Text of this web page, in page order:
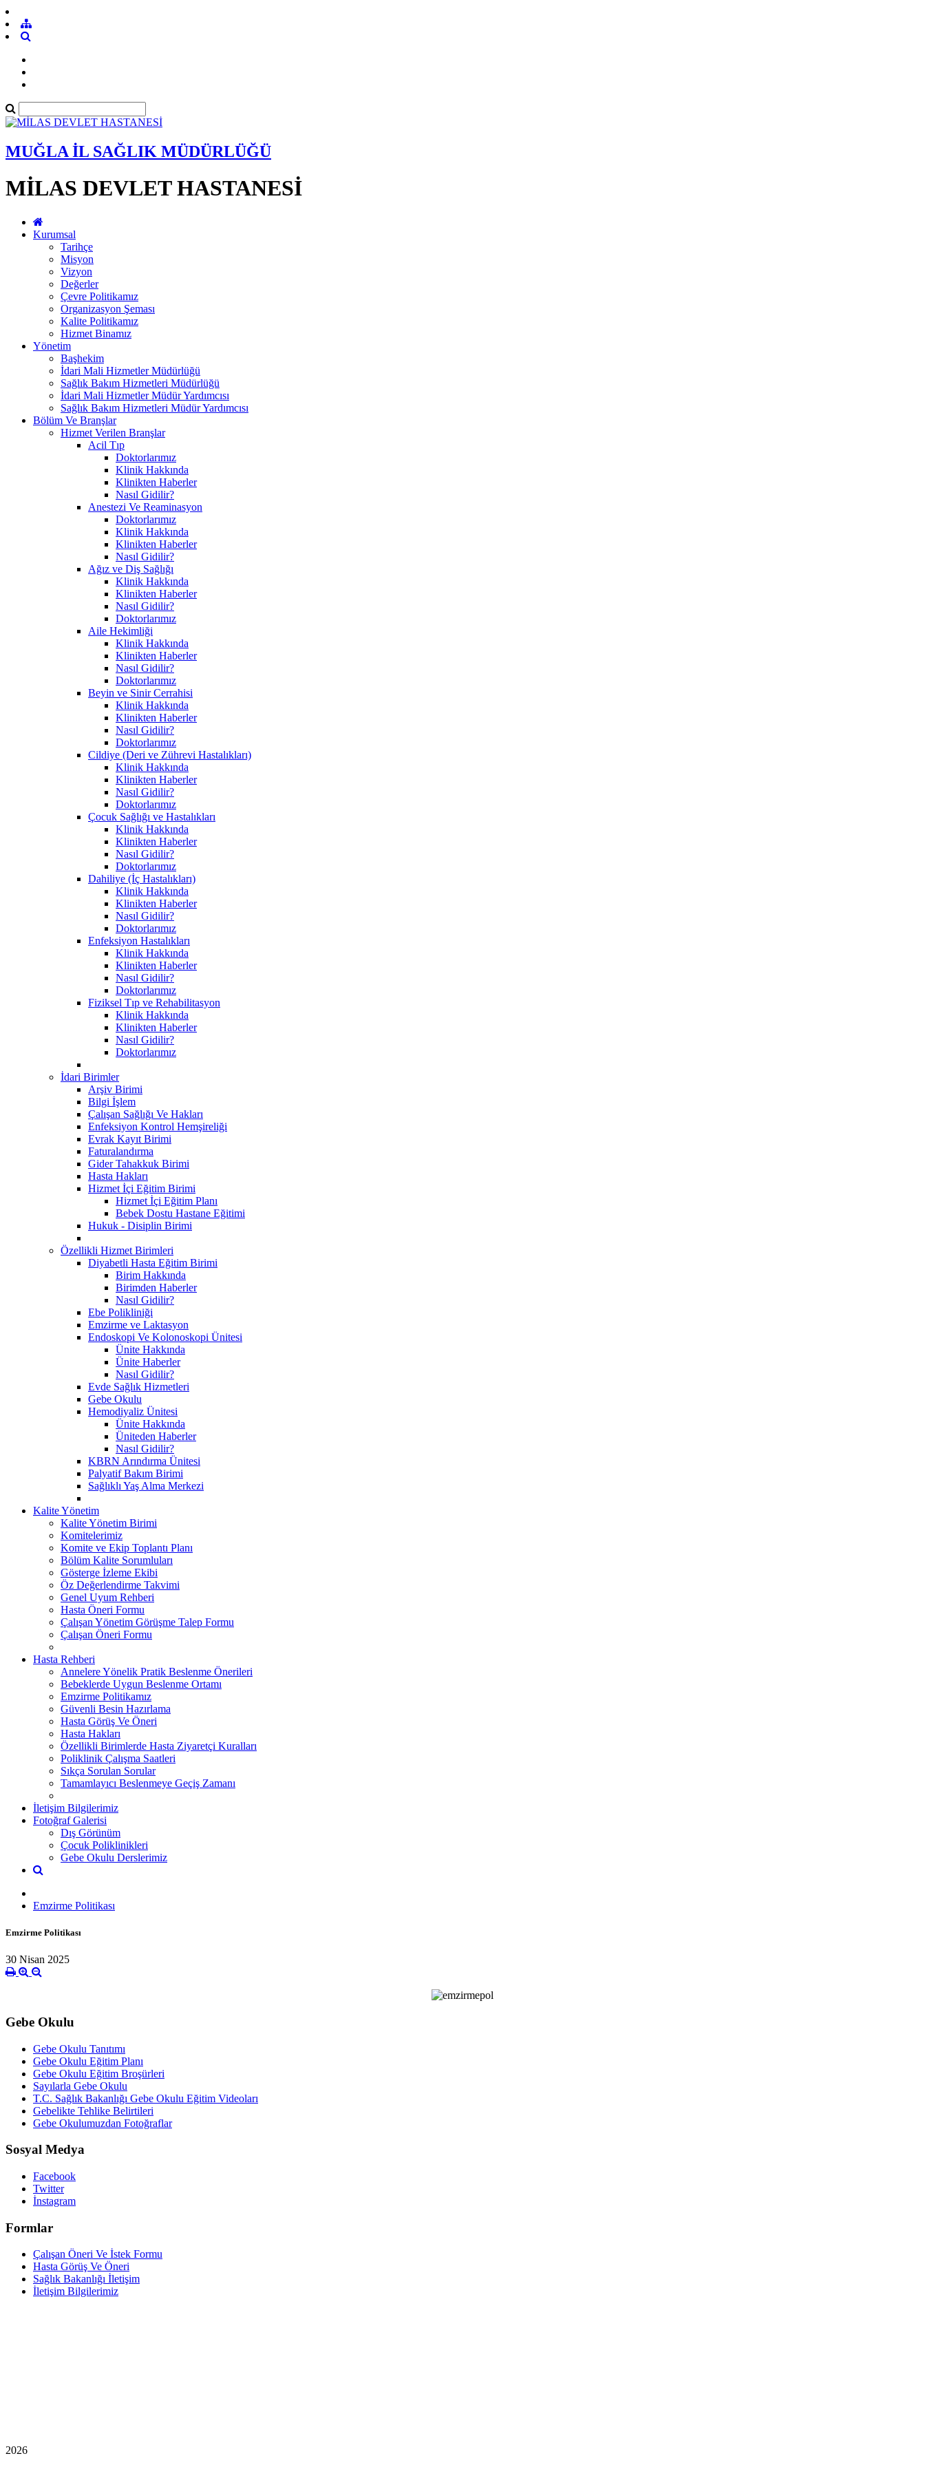
MUĞLA İL SAĞLIK MÜDÜRLÜĞÜ
MİLAS DEVLET HASTANESİ
Kurumsal
Tarihçe
Misyon
Vizyon
Değerler
Çevre Politikamız
Organizasyon Şeması
Kalite Politikamız
Hizmet Binamız
Yönetim
Başhekim
İdari Mali Hizmetler Müdürlüğü
Sağlık Bakım Hizmetleri Müdürlüğü
İdari Mali Hizmetler Müdür Yardımcısı
Sağlık Bakım Hizmetleri Müdür Yardımcısı
Bölüm Ve Branşlar
Hizmet Verilen Branşlar
Acil Tıp
Doktorlarımız
Klinik Hakkında
Klinikten Haberler
Nasıl Gidilir?
Anestezi Ve Reaminasyon
Doktorlarımız
Klinik Hakkında
Klinikten Haberler
Nasıl Gidilir?
Ağız ve Diş Sağlığı
Klinik Hakkında
Klinikten Haberler
Nasıl Gidilir?
Doktorlarımız
Aile Hekimliği
Klinik Hakkında
Klinikten Haberler
Nasıl Gidilir?
Doktorlarımız
Beyin ve Sinir Cerrahisi
Klinik Hakkında
Klinikten Haberler
Nasıl Gidilir?
Doktorlarımız
Cildiye (Deri ve Zührevi Hastalıkları)
Klinik Hakkında
Klinikten Haberler
Nasıl Gidilir?
Doktorlarımız
Çocuk Sağlığı ve Hastalıkları
Klinik Hakkında
Klinikten Haberler
Nasıl Gidilir?
Doktorlarımız
Dahiliye (İç Hastalıkları)
Klinik Hakkında
Klinikten Haberler
Nasıl Gidilir?
Doktorlarımız
Enfeksiyon Hastalıkları
Klinik Hakkında
Klinikten Haberler
Nasıl Gidilir?
Doktorlarımız
Fiziksel Tıp ve Rehabilitasyon
Klinik Hakkında
Klinikten Haberler
Nasıl Gidilir?
Doktorlarımız
İdari Birimler
Arşiv Birimi
Bilgi İşlem
Çalışan Sağlığı Ve Hakları
Enfeksiyon Kontrol Hemşireliği
Evrak Kayıt Birimi
Faturalandırma
Gider Tahakkuk Birimi
Hasta Hakları
Hizmet İçi Eğitim Birimi
Hizmet İçi Eğitim Planı
Bebek Dostu Hastane Eğitimi
Hukuk - Disiplin Birimi
Özellikli Hizmet Birimleri
Diyabetli Hasta Eğitim Birimi
Birim Hakkında
Birimden Haberler
Nasıl Gidilir?
Ebe Polikliniği
Emzirme ve Laktasyon
Endoskopi Ve Kolonoskopi Ünitesi
Ünite Hakkında
Ünite Haberler
Nasıl Gidilir?
Evde Sağlık Hizmetleri
Gebe Okulu
Hemodiyaliz Ünitesi
Ünite Hakkında
Üniteden Haberler
Nasıl Gidilir?
KBRN Arındırma Ünitesi
Palyatif Bakım Birimi
Sağlıklı Yaş Alma Merkezi
Kalite Yönetim
Kalite Yönetim Birimi
Komitelerimiz
Komite ve Ekip Toplantı Planı
Bölüm Kalite Sorumluları
Gösterge İzleme Ekibi
Öz Değerlendirme Takvimi
Genel Uyum Rehberi
Hasta Öneri Formu
Çalışan Yönetim Görüşme Talep Formu
Çalışan Öneri Formu
Hasta Rehberi
Annelere Yönelik Pratik Beslenme Önerileri
Bebeklerde Uygun Beslenme Ortamı
Emzirme Politikamız
Güvenli Besin Hazırlama
Hasta Görüş Ve Öneri
Hasta Hakları
Özellikli Birimlerde Hasta Ziyaretçi Kuralları
Poliklinik Çalışma Saatleri
Sıkça Sorulan Sorular
Tamamlayıcı Beslenmeye Geçiş Zamanı
İletişim Bilgilerimiz
Fotoğraf Galerisi
Dış Görünüm
Çocuk Poliklinikleri
Gebe Okulu Derslerimiz
Emzirme Politikası
Emzirme Politikası
30 Nisan 2025
Gebe Okulu
Gebe Okulu Tanıtımı
Gebe Okulu Eğitim Planı
Gebe Okulu Eğitim Broşürleri
Sayılarla Gebe Okulu
T.C. Sağlık Bakanlığı Gebe Okulu Eğitim Videoları
Gebelikte Tehlike Belirtileri
Gebe Okulumuzdan Fotoğraflar
Sosyal Medya
Facebook
Twitter
İnstagram
Formlar
Çalışan Öneri Ve İstek Formu
Hasta Görüş Ve Öneri
Sağlık Bakanlığı İletişim
İletişim Bilgilerimiz
2026